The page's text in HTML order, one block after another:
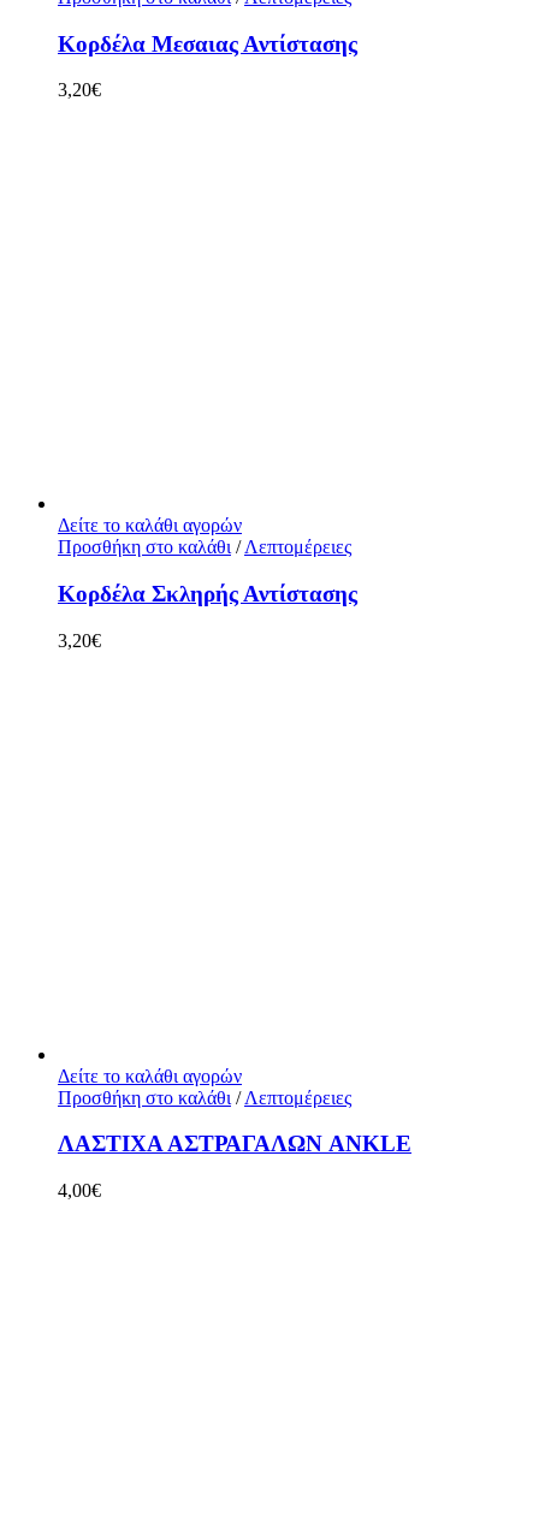
Κορδέλα Mεσαιας Αντίστασης
3,20€
Δείτε το καλάθι αγορών
Προσθήκη στο καλάθι / Λεπτομέρειες
Κορδέλα Σκληρής Αντίστασης
3,20€
Δείτε το καλάθι αγορών
Προσθήκη στο καλάθι / Λεπτομέρειες
ΛΑΣΤΙΧΑ ΑΣΤΡΑΓΑΛΩΝ ANKLE
4,00€